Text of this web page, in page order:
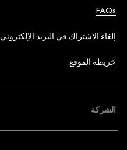
FAQs
إلغاء الاشتراك في البريد الإلكتروني
خريطة الموقع
الشركة